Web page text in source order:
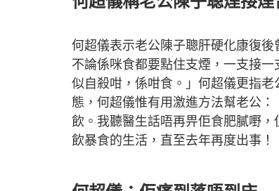
何超儀表示老公陳子聰肝硬化康復
不論係咪食都要點住支煙，一支接
似自殺咁，係咁食。」何超儀更指
態，何超儀惟有用激進方法幫老公
飲。我聽醫生話唔再畀佢食肥膩嘢
飲暴食的生活，直至去年再度出事！